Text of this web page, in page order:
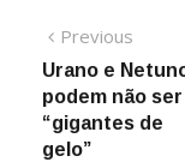
de
Post
Previous
post:
Urano e
podem não ser
“gigantes de
gelo”